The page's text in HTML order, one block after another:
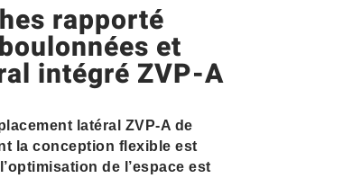
rapporté
et
intégré ZVP-A
latéral ZVP-A de
la conception flexible est
de l’espace est